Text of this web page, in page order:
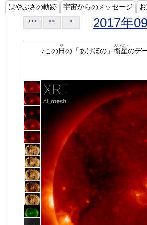
はやぶさの軌跡 宇宙からのメッセージ
<<< << < 2017年
♪この日
ひ
の「あけぼの」 衛星
えいせい
のデ